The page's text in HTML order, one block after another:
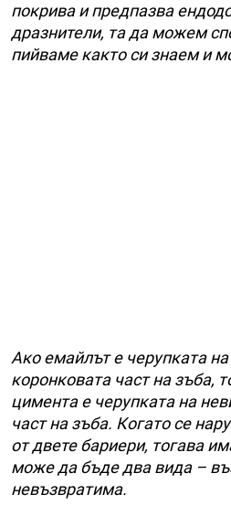
покрива и предпазва
дразнители, та да можем
пийваме както си знаем и
Ако емайлът е черупката
коронковата част на зъба,
цимента е черупката на
част на зъба. Когато се
от двете бариери, тогава
може да бъде два вида –
невъзвратима.